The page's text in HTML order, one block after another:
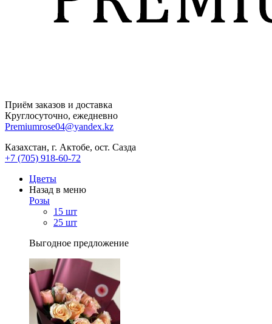
Приём заказов и доставка
Круглосуточно, ежедневно
Premiumrose04@yandex.kz
Казахстан, г. Актобе, ост. Сазда
+7 (705) 918-60-72
Цветы
Назад в меню
Розы
15 шт
25 шт
Выгодное предложение